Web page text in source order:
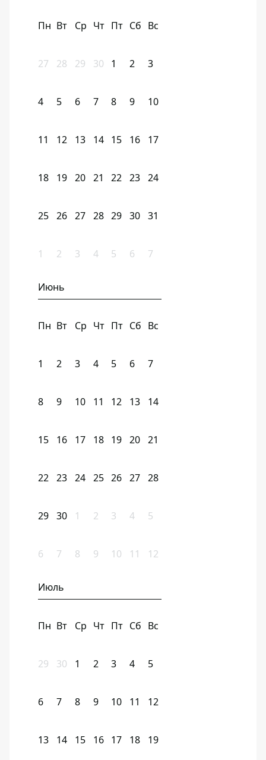
Пн Вт Ср Чт Пт Сб Вс
27 28 29 30 1 2 3
4 5 6 7 8 9 10
11 12 13 14 15 16 17
18 19 20 21 22 23 24
25 26 27 28 29 30 31
1 2 3 4 5 6 7
Июнь
Пн Вт Ср Чт Пт Сб Вс
1 2 3 4 5 6 7
8 9 10 11 12 13 14
15 16 17 18 19 20 21
22 23 24 25 26 27 28
29 30 1 2 3 4 5
6 7 8 9 10 11 12
Июль
Пн Вт Ср Чт Пт Сб Вс
29 30 1 2 3 4 5
6 7 8 9 10 11 12
13 14 15 16 17 18 19